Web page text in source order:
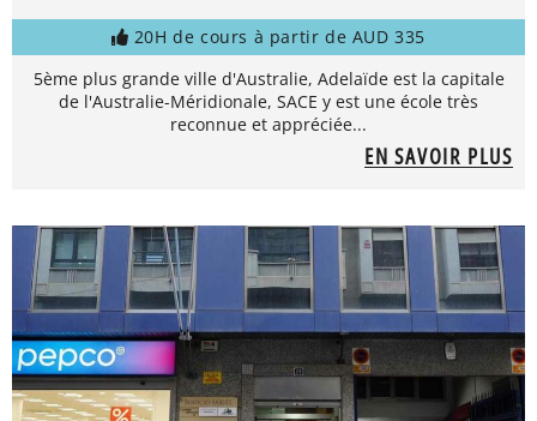
20H de cours à partir de AUD 335
5ème plus grande ville d'Australie, Adelaïde est la capitale
de l'Australie-Méridionale, SACE y est une école très
reconnue et appréciée...
EN SAVOIR PLUS